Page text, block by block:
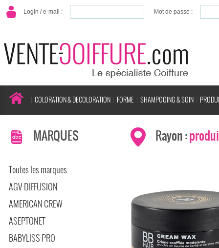
Login / e-mail : Mot de passe :
COLORATION & DECOLORATION FORME SHAMPOOING & SOIN
MARQUES
Toutes les marques
AGV DIFFUSION
AMERICAN CREW
ASEPTONET
BABYLISS PRO
Rayon :